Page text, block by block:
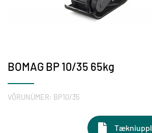
BOMAG BP 10/35 65kg
VÖRUNÚMER: BP10/35